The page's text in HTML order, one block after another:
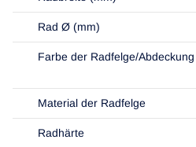
Rad Ø (mm)
Farbe der Radfelge/Abdeckung
Material der Radfelge
Radhärte